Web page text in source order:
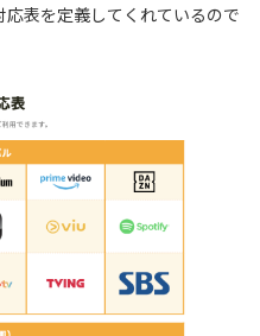
表を定義してくれているので